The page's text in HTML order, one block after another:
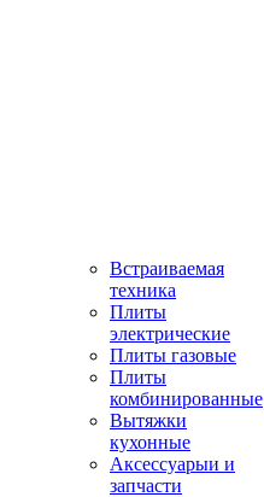
Встраиваемая
техника
Плиты
электрические
Плиты газовые
Плиты
комбинированные
Вытяжки
кухонные
Аксессуарыи и
запчасти